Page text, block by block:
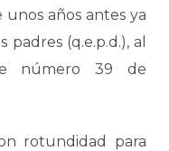
años antes ya
(q.e.p.d.), al
número 39 de
rotundidad para